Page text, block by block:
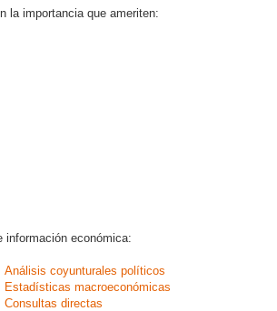
la importancia que ameriten:
económica:
Análisis coyunturales políticos
Estadísticas macroeconómicas
Consultas directas